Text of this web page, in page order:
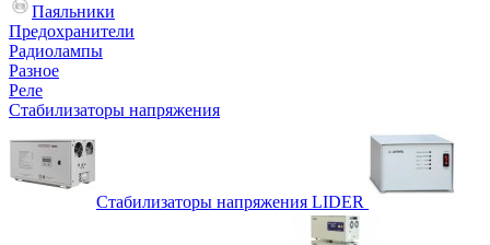
Паяльники
Предохранители
Радиолампы
Разное
Реле
Стабилизаторы напряжения
Стабилизаторы напряжения LIDER